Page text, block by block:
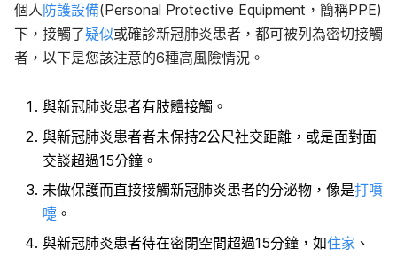
個人防護設備(Personal Protective Equipment，簡稱PPE)
下，接觸了疑似或確診新冠肺炎患者，都可被列為密切接觸
者，以下是您該注意的6種高風險情況。
與新冠肺炎患者有肢體接觸。
與新冠肺炎患者者未保持2公尺社交距離 ，或是面對面
交談超過15分鐘。
未做保護而直接接觸新冠肺炎患者的分泌物，像是打噴
嚏 。
與新冠肺炎患者待在密閉空間超過15分鐘，如住家 、